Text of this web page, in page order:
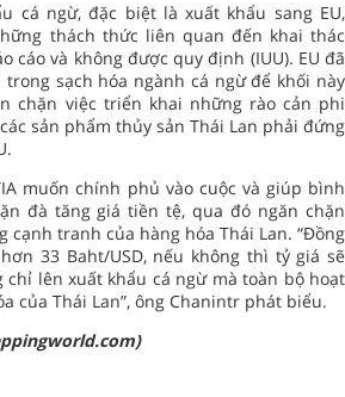
cá ngừ, đặc biệt là xuất khẩu sang EU,
thách thức liên quan đến khai thác
cáo và không được quy định (IUU). EU đã
sạch hóa ngành cá ngừ để khối này
chặn việc triển khai những rào cản phi
sản phẩm thủy sản Thái Lan phải đứng
muốn chính phủ vào cuộc và giúp bình
đà tăng giá tiền tệ, qua đó ngăn chặn
cạnh tranh của hàng hóa Thái Lan. “Đồng
33 Baht/USD, nếu không thì tỷ giá sẽ
chỉ lên xuất khẩu cá ngừ mà toàn bộ hoạt
của Thái Lan”, ông Chanintr phát biểu.